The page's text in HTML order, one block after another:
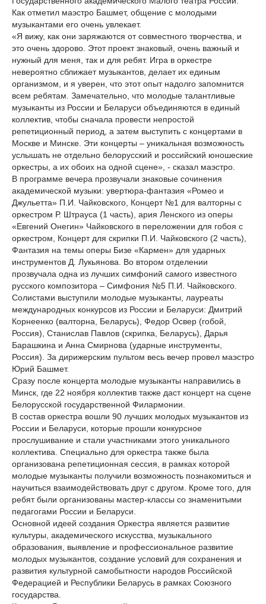
Как отметил маэстро Башмет, общение с молодыми
музыкантами его очень увлекает.
«Я вижу, как они заряжаются от совместного творчества, и
это очень здорово. Этот проект знаковый, очень важный и
нужный для меня, так и для ребят. Игра в оркестре
невероятно сближает музыкантов, делает их единым
организмом, и я уверен, что этот опыт надолго запомнится
всем ребятам. Замечательно, что молодые талантливые
музыканты из России и Беларуси объединяются в единый
коллектив, чтобы сначала провести непростой
репетиционный период, а затем выступить с концертами в
Москве и Минске. Эти концерты – уникальная возможность
услышать не отдельно белорусский и российский юношеские
оркестры, а их обоих на одной сцене», - сказал маэстро.
В программе вечера прозвучали знаковые сочинения
академической музыки: увертюра-фантазия «Ромео и
Джульетта» П.И. Чайковского, Концерт №1 для валторны с
оркестром Р. Штрауса (1 часть), ария Ленского из оперы
«Евгений Онегин» Чайковского в переложении для гобоя с
оркестром, Концерт для скрипки П.И. Чайковского (2 часть),
Фантазия на темы оперы Бизе «Кармен» для ударных
инструментов Д. Лукьянова. Во втором отделении
прозвучала одна из лучших симфоний самого известного
русского композитора – Симфония №5 П.И. Чайковского.
Солистами выступили молодые музыканты, лауреаты
международных конкурсов из России и Беларуси: Дмитрий
Корнеенко (валторна, Беларусь), Федор Освер (гобой,
Россия), Станислав Павлов (скрипка, Беларусь), Дарья
Барашкина и Анна Смирнова (ударные инструменты,
Россия). За дирижерским пультом весь вечер провел маэстро
Юрий Башмет.
Сразу после концерта молодые музыканты направились в
Минск, где 22 ноября коллектив также даст концерт на сцене
Белорусской государственной Филармонии.
В состав оркестра вошли 90 лучших молодых музыкантов из
России и Беларуси, которые прошли конкурсное
прослушивание и стали участниками этого уникального
коллектива. Специально для оркестра также была
организована репетиционная сессия, в рамках которой
молодые музыканты получили возможность познакомиться и
научиться взаимодействовать друг с другом. Кроме того, для
ребят были организованы мастер-классы со знаменитыми
педагогами России и Беларуси.
Основной идеей создания Оркестра является развитие
культуры, академического искусства, музыкального
образования, выявление и профессиональное развитие
молодых музыкантов, создание условий для сохранения и
развития культурной самобытности народов Российской
Федерацией и Республики Беларусь в рамках Союзного
государства.